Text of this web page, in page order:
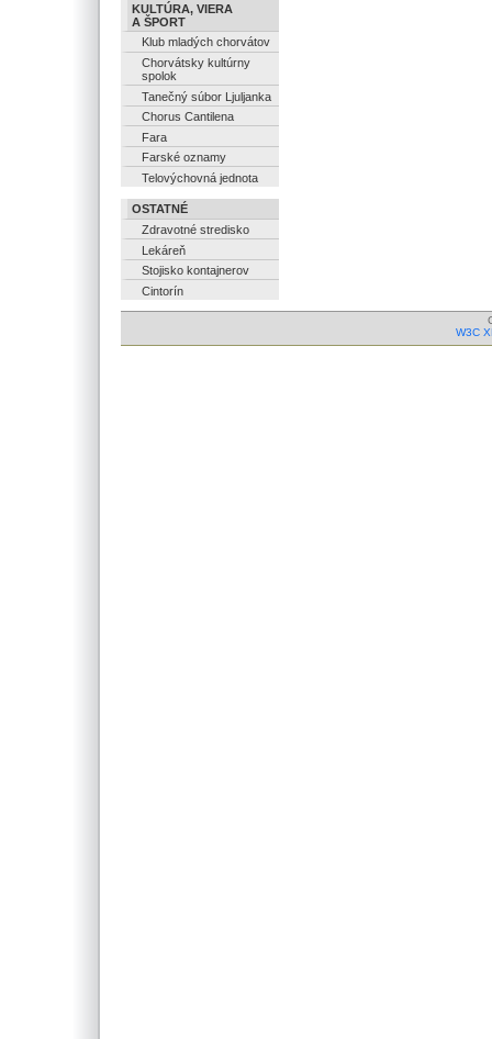
KULTÚRA, VIERA
A ŠPORT
Klub mladých chorvátov
Chorvátsky kultúrny
spolok
Tanečný súbor Ljuljanka
Chorus Cantilena
Fara
Farské oznamy
Telovýchovná jednota
OSTATNÉ
Zdravotné stredisko
Lekáreň
Stojisko kontajnerov
Cintorín
W3C